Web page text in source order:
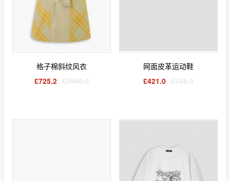
格子棉斜纹风衣
£725.2 £2590.0
网面皮革运动鞋
£421.0 £765.0